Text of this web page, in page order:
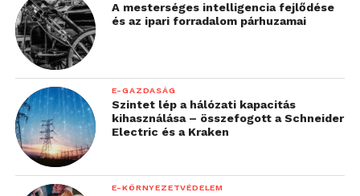
A mesterséges intelligencia fejlődése
és az ipari forradalom párhuzamai
E-GAZDASÁG
Szintet lép a hálózati kapacitás
kihasználása – összefogott a Schneider
Electric és a Kraken
E-KÖRNYEZETVÉDELEM